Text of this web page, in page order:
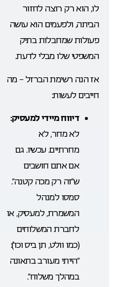
לו, הוא רק רוצה לחזור
הביתה, ולפעמים הוא עושה
פעולות שמחבלות בתיק
המשפטי שלו מבלי לדעת.
אז הנה רשימת הברזל – מה
חייבים לעשות:
דיווח מיידי למעסיק:
לא מחר, לא
מחרתיים. עכשיו. גם
אם אתם חושבים
ש”זה רק מכה קטנה”.
סמסו למנהל
המשמרת, למעסיק, או
לחברת המשלוחים
(כמו וולט, תן ביס וכו’):
“הייתי מעורב בתאונה
במהלך משלוח”.